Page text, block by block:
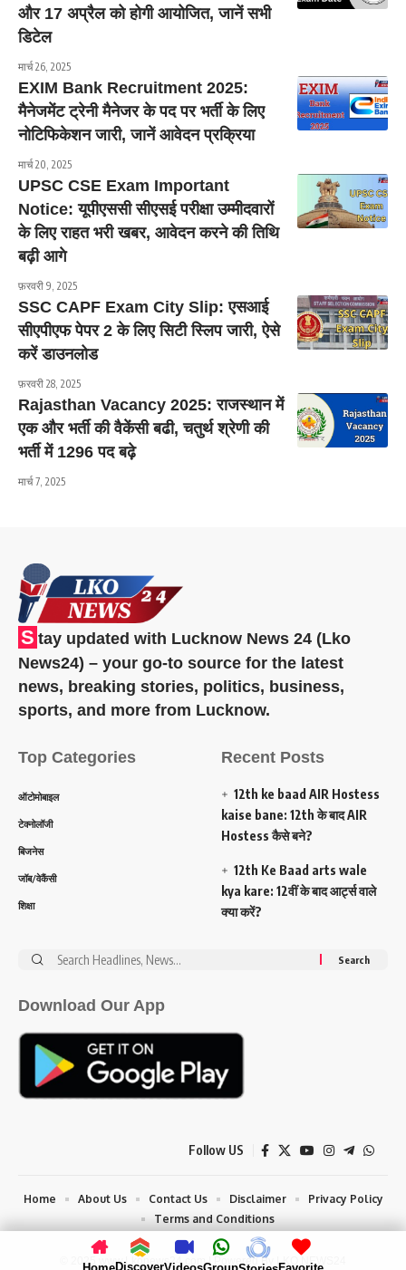
और 17 अप्रैल को होगी आयोजित, जानें सभी
डिटेल
मार्च 26, 2025
EXIM Bank Recruitment 2025:
मैनेजमेंट ट्रेनी मैनेजर के पद पर भर्ती के लिए
नोटिफिकेशन जारी, जानें आवेदन प्रक्रिया
मार्च 20, 2025
UPSC CSE Exam Important
Notice: यूपीएससी सीएसई परीक्षा उम्मीदवारों
के लिए राहत भरी खबर, आवेदन करने की तिथि
बढ़ी आगे
फ़रवरी 9, 2025
SSC CAPF Exam City Slip: एसआई
सीएपीएफ पेपर 2 के लिए सिटी स्लिप जारी, ऐसे
करें डाउनलोड
फ़रवरी 28, 2025
Rajasthan Vacancy 2025: राजस्थान में
एक और भर्ती की वैकेंसी बढी, चतुर्थ श्रेणी की
भर्ती में 1296 पद बढ़े
मार्च 7, 2025
S tay updated with Lucknow News 24 (Lko
News24) – your go-to source for the latest
news, breaking stories, politics, business,
sports, and more from Lucknow.
Top Categories
ऑटोमोबाइल
टेक्नोलॉजी
बिजनेस
जॉब/वेकैंसी
शिक्षा
Recent Posts
12th ke baad AIR Hostess
kaise bane: 12th के बाद AIR
Hostess कैसे बने?
12th Ke Baad arts wale
kya kare: 12वीं के बाद आर्ट्स वाले
क्या करें?
Search
Download Our App
Follow US
© 2025 www.Lkonews24.com | Powered By LKO NEWS24
Home About Us Contact Us Disclaimer
Privacy Policy
Terms and Conditions
Discover